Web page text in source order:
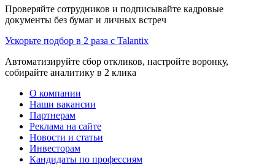
Проверяйте сотрудников и подписывайте кадровые
документы без бумаг и личных встреч
Ускорьте подбор в 2 раза с Talantix
Автоматизируйте сбор откликов, настройте воронку,
собирайте аналитику в 2 клика
О компании
Наши вакансии
Партнерам
Реклама на сайте
Новости и статьи
Инвесторам
Кандидаты по профессиям